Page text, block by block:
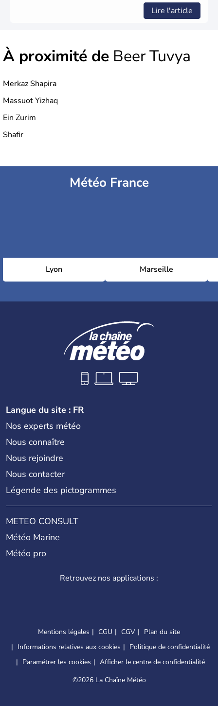
Lire l'article
À proximité de Beer Tuvya
Merkaz Shapira
Massuot Yizhaq
Ein Zurim
Shafir
Météo France
Lyon Marseille
Langue du site : FR
Nos experts météo
Nous connaître
Nous rejoindre
Nous contacter
Légende des pictogrammes
METEO CONSULT
Météo Marine
Météo pro
Retrouvez nos applications :
Mentions légales CGU CGV
Plan du site
Informations relatives aux cookies
Politique de confidentialité
Paramétrer les cookies
Afficher le centre de confidentialité
©2026 La Chaîne Météo